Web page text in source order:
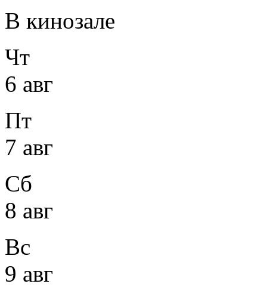
В кинозале
Чт
6 авг
Пт
7 авг
Сб
8 авг
Вс
9 авг